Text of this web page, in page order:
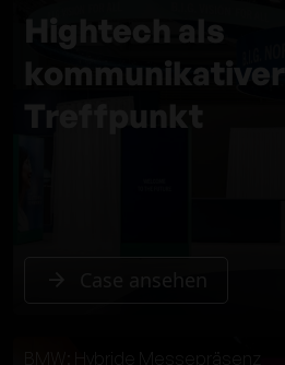
Hightech als
kommunikativer
Treffpunkt
Case ansehen